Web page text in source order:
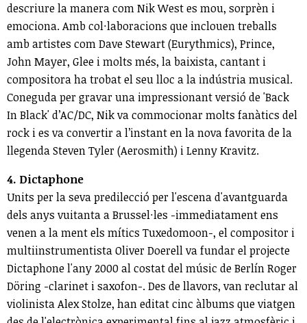
descriure la manera com Nik West es mou, sorprèn i
emociona. Amb col·laboracions que inclouen treballs
amb artistes com Dave Stewart (Eurythmics), Prince,
John Mayer, Glee i molts més, la baixista, cantant i
compositora ha trobat el seu lloc a la indústria musical.
Coneguda per gravar una impressionant versió de 'Back
In Black' d’AC/DC, Nik va commocionar molts fanàtics del
rock i es va convertir a l’instant en la nova favorita de la
llegenda Steven Tyler (Aerosmith) i Lenny Kravitz.
4. Dictaphone
Units per la seva predilecció per l'escena d'avantguarda
dels anys vuitanta a Brussel·les -immediatament ens
venen a la ment els mítics Tuxedomoon-, el compositor i
multiinstrumentista Oliver Doerell va fundar el projecte
Dictaphone l'any 2000 al costat del músic de Berlín Roger
Döring -clarinet i saxofon-. Des de llavors, van reclutar al
violinista Alex Stolze, han editat cinc àlbums que viatgen